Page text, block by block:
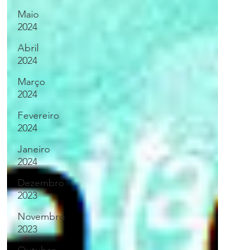
Maio
2024
Abril
2024
Março
2024
Fevereiro
2024
Janeiro
2024
Dezembro
2023
Novembro
2023